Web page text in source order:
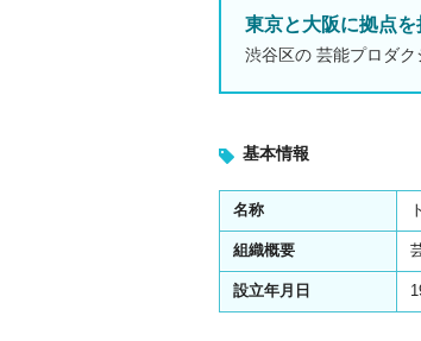
東京と大阪に拠点
渋谷区の 芸能プロダク
基本情報
名称
組織概要
設立年月日